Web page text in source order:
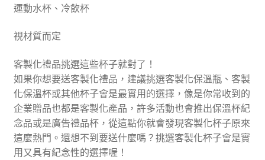
運動水杯、冷飲杯
視材質而定
客製化禮品挑選這些杯子就對了！
如果你想要送客製化禮品，建議挑選客製化保溫瓶、客製
化保溫杯或其他杯子會是最實用的選擇，像是你常收到的
企業贈品也都是客製化產品，許多活動也會推出保溫杯紀
念品或是廣告禮品杯，從這點你就會發現客製化杯子原來
這麼熱門。還想不到要送什麼嗎？挑選客製化杯子會是實
用又具有紀念性的選擇喔！